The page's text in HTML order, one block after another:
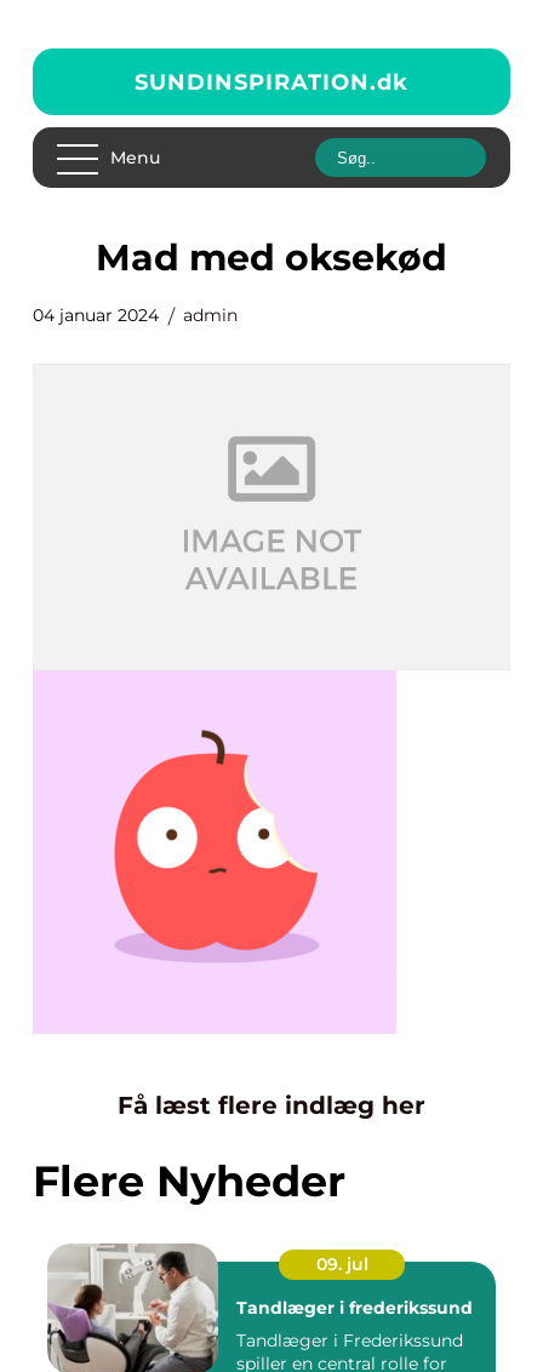
SUNDINSPIRATION.dk
Menu
mad med oksekød
04 januar 2024 admin
Få læst flere indlæg her
Flere Nyheder
09. jul
Tandlæger i frederikssund
Tandlæger i Frederikssund
spiller en central rolle for